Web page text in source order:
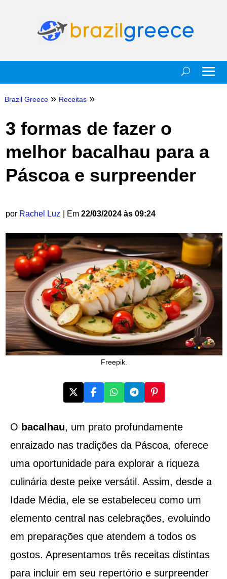
Brazil Greece » Receitas »
3 formas de fazer o
melhor bacalhau para a
Páscoa e surpreender
por Rachel Luz | Em 22/03/2024 às 09:24
Freepik.
O bacalhau, um prato profundamente
enraizado nas tradições da Páscoa, oferece
uma oportunidade para explorar a riqueza
culinária deste peixe versátil. Assim, desde a
Idade Média, ele se estabeleceu como um
elemento central nas celebrações, evoluindo
em preparações que atendem a todos os
gostos. Apresentamos três receitas distintas
para incluir em seu repertório e surpreender